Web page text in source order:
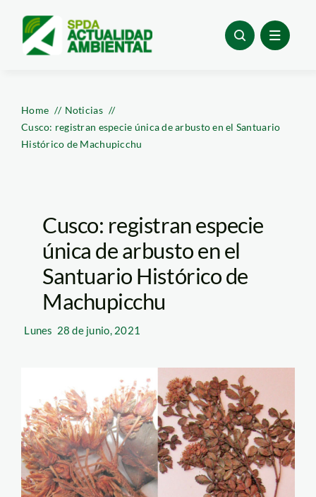
content
Home
Noticias
Cusco: registran especie única de arbusto en el Santuario
Histórico de Machupicchu
Cusco: registran especie
única de arbusto en el
Santuario Histórico de
Machupicchu
Lunes 28 de junio, 2021